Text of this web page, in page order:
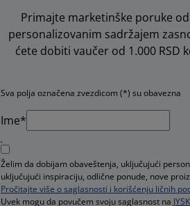
Primajte marketinške poruke
personalizovanim sadržajem
ćete dobiti vaučer od 1.000 RSD
Sva polja označena zvezdicom (*) su obavezna
Ime*
Želim da dobijam obaveštenja, uključujući
uključujući inspiraciju, odlične ponude, nove
Pročitajte više o saglasnosti i korišćenju ličnih
Uvek mogu da povučem svoju saglasnost na